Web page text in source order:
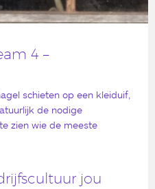
4 –
schieten op een kleiduif,
de nodige
zien wie de meeste
jou